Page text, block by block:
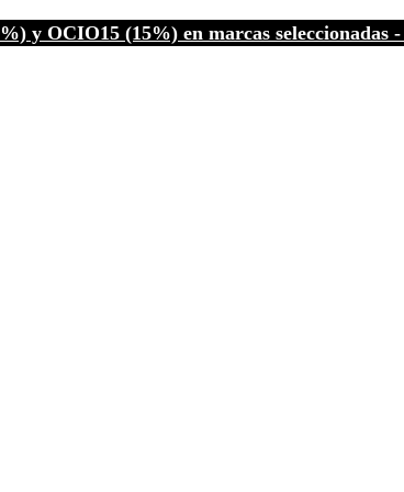
y OCIO15 (15%) en marcas seleccionadas